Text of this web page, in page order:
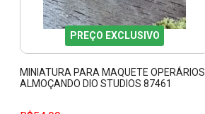
PREÇO EXCLUSIVO
MINIATURA PARA MAQUETE OPERÁRIOS
ALMOÇANDO DIO STUDIOS 87461